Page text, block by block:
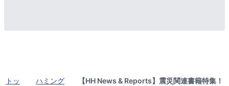
トッ
ハミング
【HH News & Reports】震災関連書籍特集！